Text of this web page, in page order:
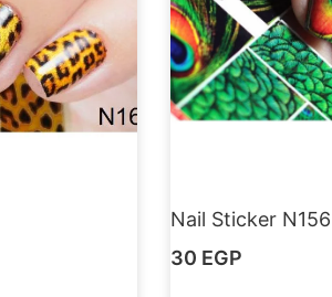
Nail Sticker N156
30 EGP